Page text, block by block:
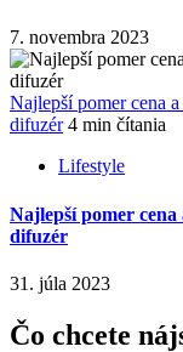
7. novembra 2023
Najlepší pomer cena
difuzér 4 min čítania
Lifestyle
Najlepší pomer
difuzér
31. júla 2023
Čo chcete